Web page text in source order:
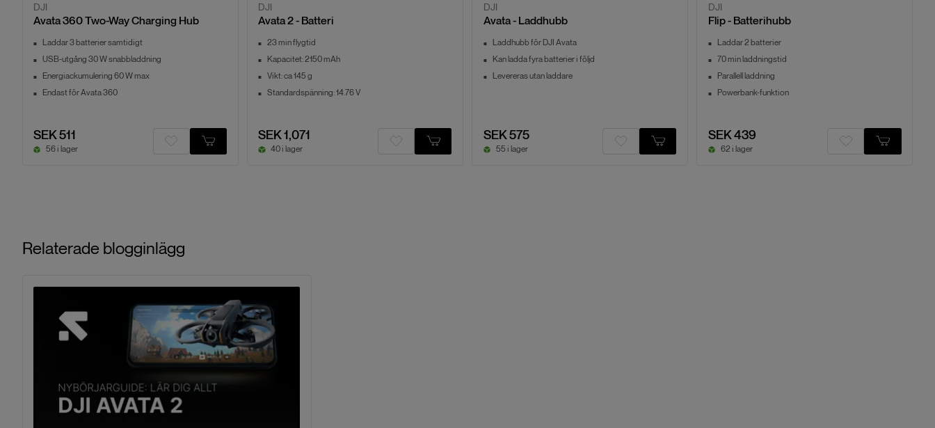
DJI
Avata 360 Two-Way Charging Hub
Laddar 3 batterier samtidigt
USB-utgång 30 W snabbladdning
Energiackumulering 60 W max
Endast för Avata 360
SEK 511
56 i lager
DJI
Avata 2 - Batteri
23 min flygtid
Kapacitet: 2150 mAh
Vikt: ca 145 g
Standardspänning: 14.76 V
SEK 1,071
40 i lager
DJI
Avata - Laddhubb
Laddhubb för DJI Avata
Kan ladda fyra batterier i följd
Levereras utan laddare
SEK 575
55 i lager
DJI
Flip - Batterihubb
Laddar 2 batterier
70 min laddningstid
Parallell laddning
Powerbank-funktion
SEK 439
62 i lager
Relaterade blogginlägg